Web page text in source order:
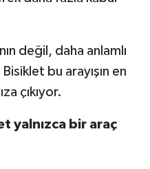
değil, daha anlamlı
bu arayışın en
çıkıyor.
yalnızca bir araç